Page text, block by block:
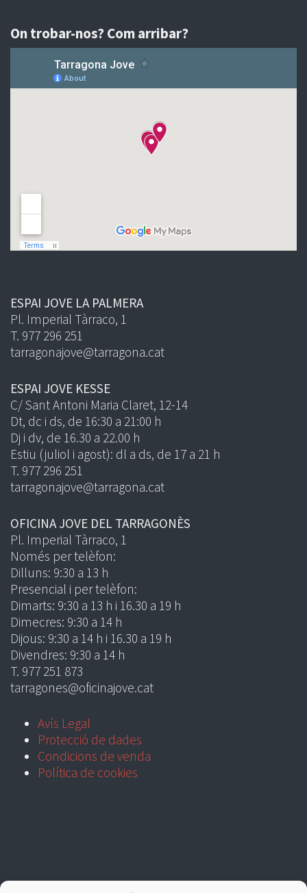
On trobar-nos? Com arribar?
ESPAI JOVE LA PALMERA
Pl. Imperial Tàrraco, 1
T. 977 296 251
tarragonajove@tarragona.cat
ESPAI JOVE KESSE
C/ Sant Antoni Maria Claret, 12-14
Dt, dc i ds, de 16:30 a 21:00 h
Dj i dv, de 16.30 a 22.00 h
Estiu (juliol i agost): dl a ds, de 17 a 21 h
T. 977 296 251
tarragonajove@tarragona.cat
OFICINA JOVE DEL TARRAGONÈS
Pl. Imperial Tàrraco, 1
Només per telèfon:
Dilluns: 9:30 a 13 h
Presencial i per telèfon:
Dimarts: 9:30 a 13 h i 16.30 a 19 h
Dimecres: 9:30 a 14 h
Dijous: 9:30 a 14 h i 16.30 a 19 h
Divendres: 9:30 a 14 h
T. 977 251 873
tarragones@oficinajove.cat
Avís Legal
Protecció de dades
Condicions de venda
Política de cookies